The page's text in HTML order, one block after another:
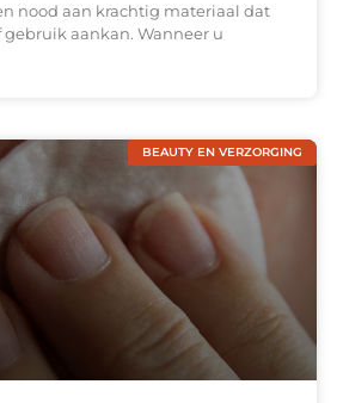
nood aan krachtig materiaal dat
aankan. Wanneer u
BEAUTY EN VERZORGING